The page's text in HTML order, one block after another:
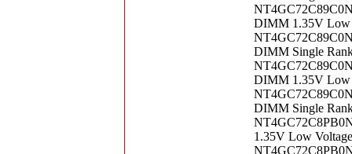
DIMM 1.35V Low
DIMM Single
DIMM 1.35V Low
DIMM Single
1.35V Low